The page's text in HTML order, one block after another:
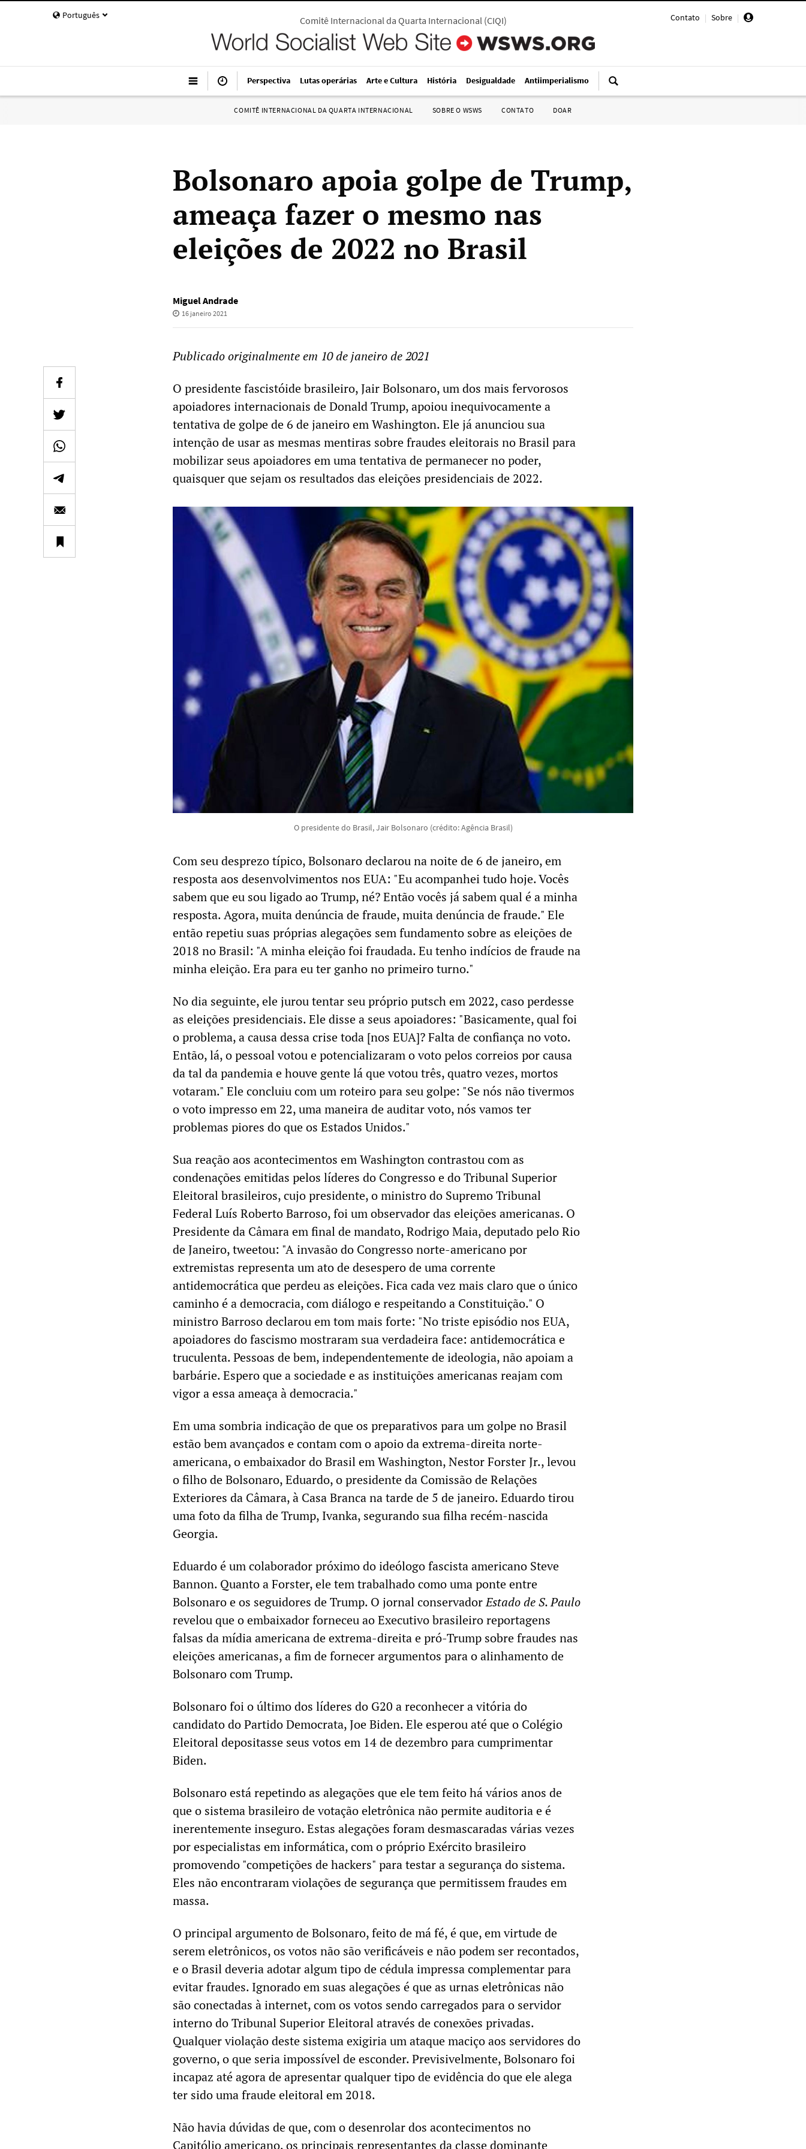
Português Contato | Sobre |
Comitê Internacional da Quarta Internacional(CIQI)
Perspectiva Lutas operárias Arte e Cultura História Desigualdade Antiimperialismo
COMITÊ INTERNACIONAL DA QUARTA INTERNACIONAL SOBRE O WSWS CONTATO DOAR
Bolsonaro apoia golpe de Trump,
ameaça fazer o mesmo nas
eleições de 2022 no Brasil
Miguel Andrade
16 janeiro 2021
Publicado originalmente em 10 de janeiro de 2021
O presidente fascistóide brasileiro, Jair Bolsonaro, um dos mais fervorosos
apoiadores internacionais de Donald Trump, apoiou inequivocamente a
tentativa de golpe de 6 de janeiro em Washington. Ele já anunciou sua
intenção de usar as mesmas mentiras sobre fraudes eleitorais no Brasil para
mobilizar seus apoiadores em uma tentativa de permanecer no poder,
quaisquer que sejam os resultados das eleições presidenciais de 2022.
O presidente do Brasil, Jair Bolsonaro (crédito: Agência Brasil)
Com seu desprezo típico, Bolsonaro declarou na noite de 6 de janeiro, em
resposta aos desenvolvimentos nos EUA: "Eu acompanhei tudo hoje. Vocês
sabem que eu sou ligado ao Trump, né? Então vocês já sabem qual é a minha
resposta. Agora, muita denúncia de fraude, muita denúncia de fraude." Ele
então repetiu suas próprias alegações sem fundamento sobre as eleições de
2018 no Brasil: "A minha eleição foi fraudada. Eu tenho indícios de fraude na
minha eleição. Era para eu ter ganho no primeiro turno."
No dia seguinte, ele jurou tentar seu próprio putsch em 2022, caso perdesse
as eleições presidenciais. Ele disse a seus apoiadores: "Basicamente, qual foi
o problema, a causa dessa crise toda [nos EUA]? Falta de confiança no voto.
Então, lá, o pessoal votou e potencializaram o voto pelos correios por causa
da tal da pandemia e houve gente lá que votou três, quatro vezes, mortos
votaram." Ele concluiu com um roteiro para seu golpe: "Se nós não tivermos
o voto impresso em 22, uma maneira de auditar voto, nós vamos ter
problemas piores do que os Estados Unidos."
Sua reação aos acontecimentos em Washington contrastou com as
condenações emitidas pelos líderes do Congresso e do Tribunal Superior
Eleitoral brasileiros, cujo presidente, o ministro do Supremo Tribunal
Federal Luís Roberto Barroso, foi um observador das eleições americanas. O
Presidente da Câmara em final de mandato, Rodrigo Maia, deputado pelo Rio
de Janeiro, tweetou: "A invasão do Congresso norte-americano por
extremistas representa um ato de desespero de uma corrente
antidemocrática que perdeu as eleições. Fica cada vez mais claro que o único
caminho é a democracia, com diálogo e respeitando a Constituição." O
ministro Barroso declarou em tom mais forte: "No triste episódio nos EUA,
apoiadores do fascismo mostraram sua verdadeira face: antidemocrática e
truculenta. Pessoas de bem, independentemente de ideologia, não apoiam a
barbárie. Espero que a sociedade e as instituições americanas reajam com
vigor a essa ameaça à democracia."
Em uma sombria indicação de que os preparativos para um golpe no Brasil
estão bem avançados e contam com o apoio da extrema-direita norte-
americana, o embaixador do Brasil em Washington, Nestor Forster Jr., levou
o filho de Bolsonaro, Eduardo, o presidente da Comissão de Relações
Exteriores da Câmara, à Casa Branca na tarde de 5 de janeiro. Eduardo tirou
uma foto da filha de Trump, Ivanka, segurando sua filha recém-nascida
Georgia.
Eduardo é um colaborador próximo do ideólogo fascista americano Steve
Bannon. Quanto a Forster, ele tem trabalhado como uma ponte entre
Bolsonaro e os seguidores de Trump. O jornal conservadorEstado de S. Paulo
revelou que o embaixador forneceu ao Executivo brasileiro reportagens
falsas da mídia americana de extrema-direita e pró-Trump sobre fraudes nas
eleições americanas, a fim de fornecer argumentos para o alinhamento de
Bolsonaro com Trump.
Bolsonaro foi o último dos líderes do G20 a reconhecer a vitória do
candidato do Partido Democrata, Joe Biden. Ele esperou até que o Colégio
Eleitoral depositasse seus votos em 14 de dezembro para cumprimentar
Biden.
Bolsonaro está repetindo as alegações que ele tem feito há vários anos de
que o sistema brasileiro de votação eletrônica não permite auditoria e é
inerentemente inseguro. Estas alegações foram desmascaradas várias vezes
por especialistas em informática, com o próprio Exército brasileiro
promovendo "competições de hackers" para testar a segurança do sistema.
Eles não encontraram violações de segurança que permitissem fraudes em
massa.
O principal argumento de Bolsonaro, feito de má fé, é que, em virtude de
serem eletrônicos, os votos não são verificáveis e não podem ser recontados,
e o Brasil deveria adotar algum tipo de cédula impressa complementar para
evitar fraudes. Ignorado em suas alegações é que as urnas eletrônicas não
são conectadas à internet, com os votos sendo carregados para o servidor
interno do Tribunal Superior Eleitoral através de conexões privadas.
Qualquer violação deste sistema exigiria um ataque maciço aos servidores do
governo, o que seria impossível de esconder. Previsivelmente, Bolsonaro foi
incapaz até agora de apresentar qualquer tipo de evidência do que ele alega
ter sido uma fraude eleitoral em 2018.
Não havia dúvidas de que, com o desenrolar dos acontecimentos no
Capitólio americano, os principais representantes da classe dominante